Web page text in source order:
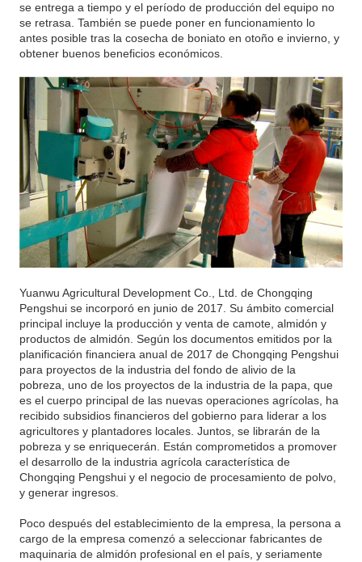
se entrega a tiempo y el período de producción del equipo no
se retrasa. También se puede poner en funcionamiento lo
antes posible tras la cosecha de boniato en otoño e invierno, y
obtener buenos beneficios económicos.
Yuanwu Agricultural Development Co., Ltd. de Chongqing
Pengshui se incorporó en junio de 2017. Su ámbito comercial
principal incluye la producción y venta de camote, almidón y
productos de almidón. Según los documentos emitidos por la
planificación financiera anual de 2017 de Chongqing Pengshui
para proyectos de la industria del fondo de alivio de la
pobreza, uno de los proyectos de la industria de la papa, que
es el cuerpo principal de las nuevas operaciones agrícolas, ha
recibido subsidios financieros del gobierno para liderar a los
agricultores y plantadores locales. Juntos, se librarán de la
pobreza y se enriquecerán. Están comprometidos a promover
el desarrollo de la industria agrícola característica de
Chongqing Pengshui y el negocio de procesamiento de polvo,
y generar ingresos.
Poco después del establecimiento de la empresa, la persona a
cargo de la empresa comenzó a seleccionar fabricantes de
maquinaria de almidón profesional en el país, y seriamente